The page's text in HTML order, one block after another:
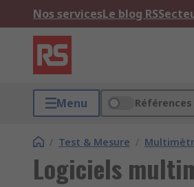
Nos servicesLe blog RS
Menu
/ Test & Mesure /
Logiciels